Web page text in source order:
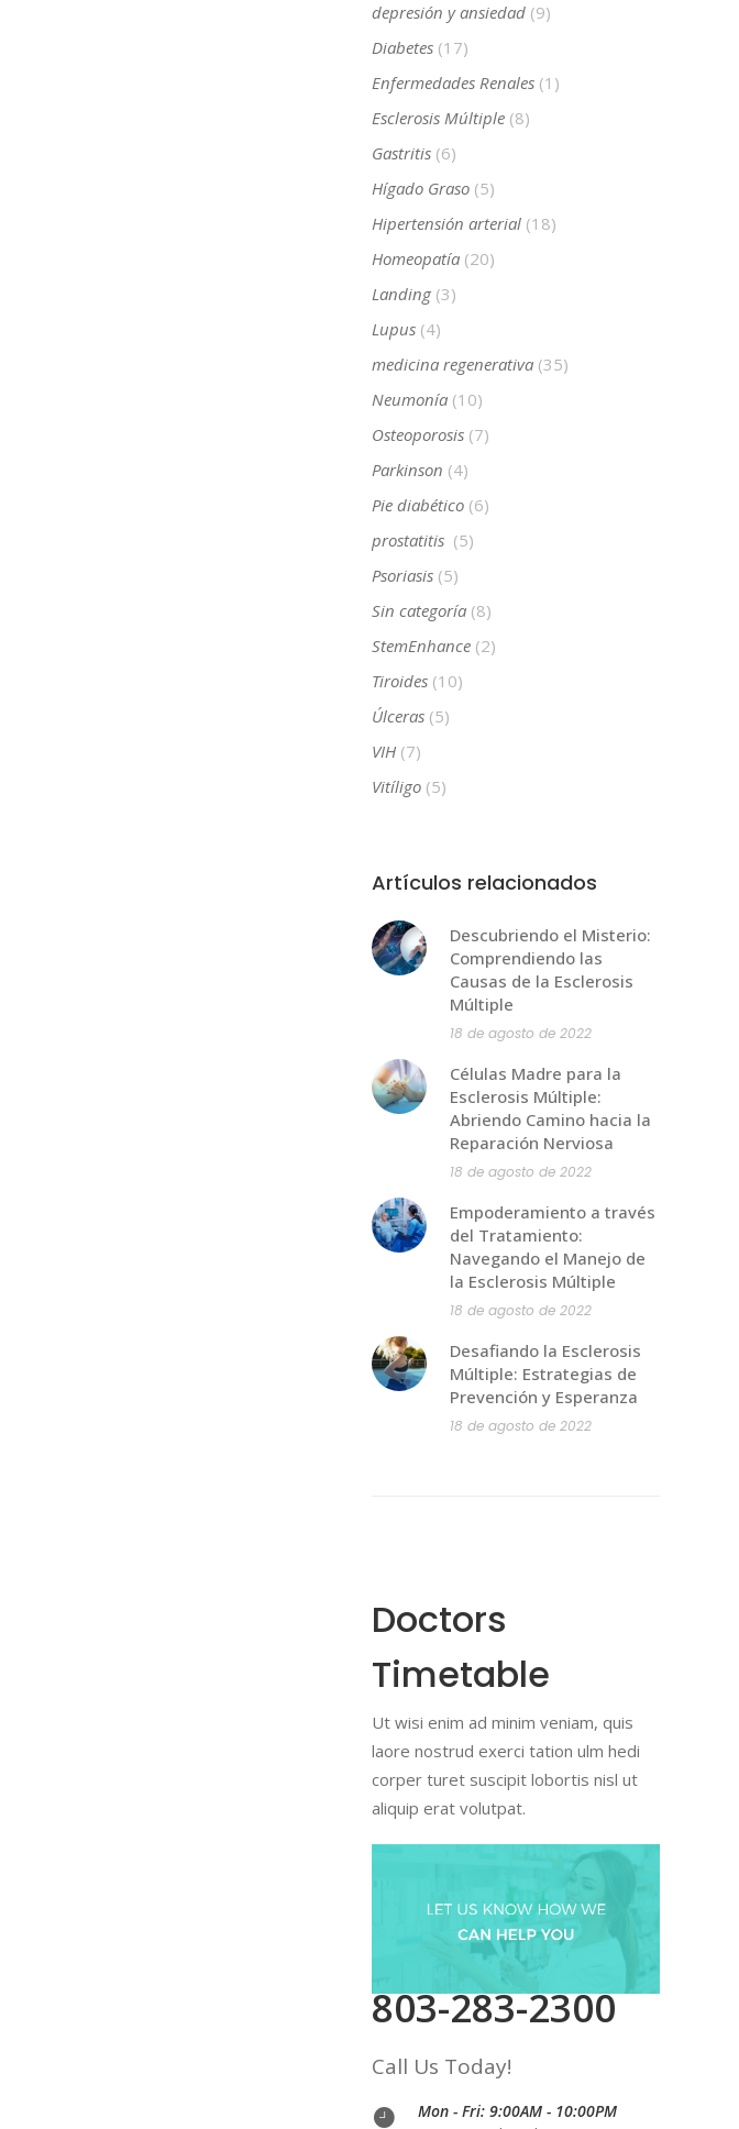
depresión y ansiedad(9)
Diabetes(17)
Enfermedades Renales(1)
Esclerosis Múltiple(8)
Gastritis(6)
Hígado Graso(5)
Hipertensión arterial(18)
Homeopatía(20)
Landing(3)
Lupus(4)
medicina regenerativa(35)
Neumonía(10)
Osteoporosis(7)
Parkinson (4)
Pie diabético(6)
prostatitis (5)
Psoriasis(5)
Sin categoría(8)
StemEnhance(2)
Tiroides(10)
Úlceras(5)
VIH(7)
Vitíligo(5)
Artículos relacionados
Descubriendo el Misterio:
Comprendiendo las
Causas de la Esclerosis
Múltiple
18 de agosto de 2022
Células Madre para la
Esclerosis Múltiple:
Abriendo Camino hacia la
Reparación Nerviosa
18 de agosto de 2022
Empoderamiento a través
del Tratamiento:
Navegando el Manejo de
la Esclerosis Múltiple
18 de agosto de 2022
Desafiando la Esclerosis
Múltiple: Estrategias de
Prevención y Esperanza
18 de agosto de 2022
Doctors
Timetable
Ut wisi enim ad minim veniam, quis
laore nostrud exerci tation ulm hedi
corper turet suscipit lobortis nisl ut
aliquip erat volutpat.
803-283-2300
Call Us Today!
Mon - Fri: 9:00AM - 10:00PM